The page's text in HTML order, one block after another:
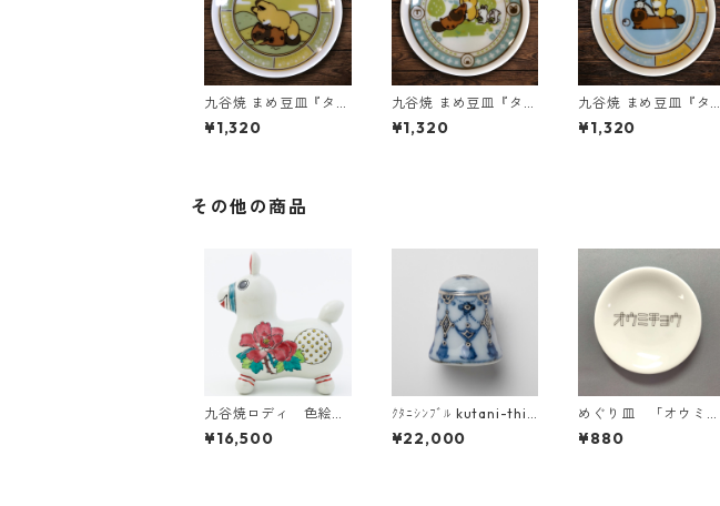
九谷焼 まめ豆皿『タヌ
キとキツネ』 ほのぼの
¥1,320
九谷焼 まめ豆皿『タヌ
キとキツネ』 がぶっ
¥1,320
九谷焼 まめ豆皿『タヌ
キとキツネ』 ちょこん
¥1,320
その他の商品
九谷焼ロディ 色絵草
花
¥16,500
ｸﾀﾆｼﾝﾌﾞﾙ kutani-thi
mble 45 九谷焼指貫
¥22,000
めぐり皿 「オウミチ
ョウ」
¥880